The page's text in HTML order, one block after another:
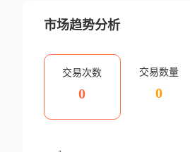
市场趋势分析
交易次数
0
交易数量
0